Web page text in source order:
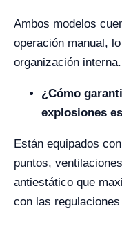
Ambos modelos
operación manual,
organización interna.
¿Cómo
explosiones
Están equipados
puntos,
antiestático que
con las